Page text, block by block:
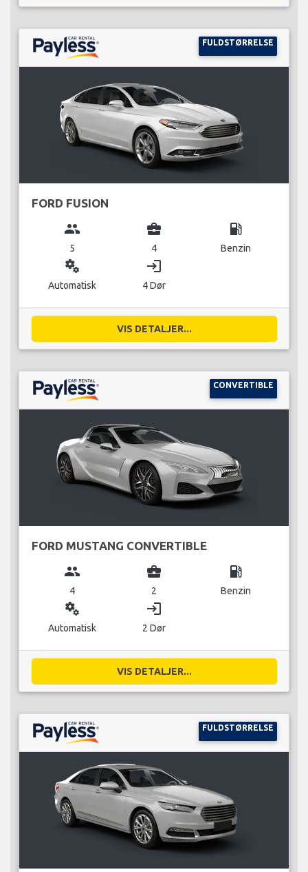
FULDSTØRRELSE
FORD FUSION
group
5
business_center
4
local_gas_station
Benzin
miscellaneous_services
Automatisk
login
4 Dør
VIS DETALJER...
CONVERTIBLE
FORD MUSTANG CONVERTIBLE
group
4
business_center
2
local_gas_station
Benzin
miscellaneous_services
Automatisk
login
2 Dør
VIS DETALJER...
FULDSTØRRELSE